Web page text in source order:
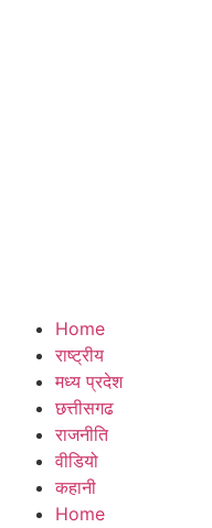
Home
राष्ट्रीय
मध्य प्रदेश
छत्तीसगढ
राजनीति
वीडियो
कहानी
Home